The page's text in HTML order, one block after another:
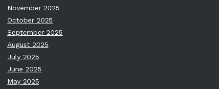
November 2025
October 2025
September 2025
August 2025
July 2025
June 2025
May 2025